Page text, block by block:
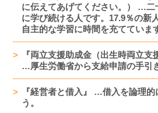
に伝えてあげてください。） …二
に学び続ける人です。17.9％の
自主的な学習に時間を充てていま
『両立支援助成金（出生時両立支
…厚生労働省から支給申請の手引
『経営者と借入』 …借入を論理
う。